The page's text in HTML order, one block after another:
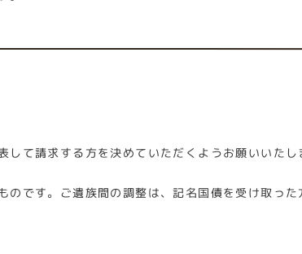
て請求する方を決めていただくようお願いいたし
です。ご遺族間の調整は、記名国債を受け取った